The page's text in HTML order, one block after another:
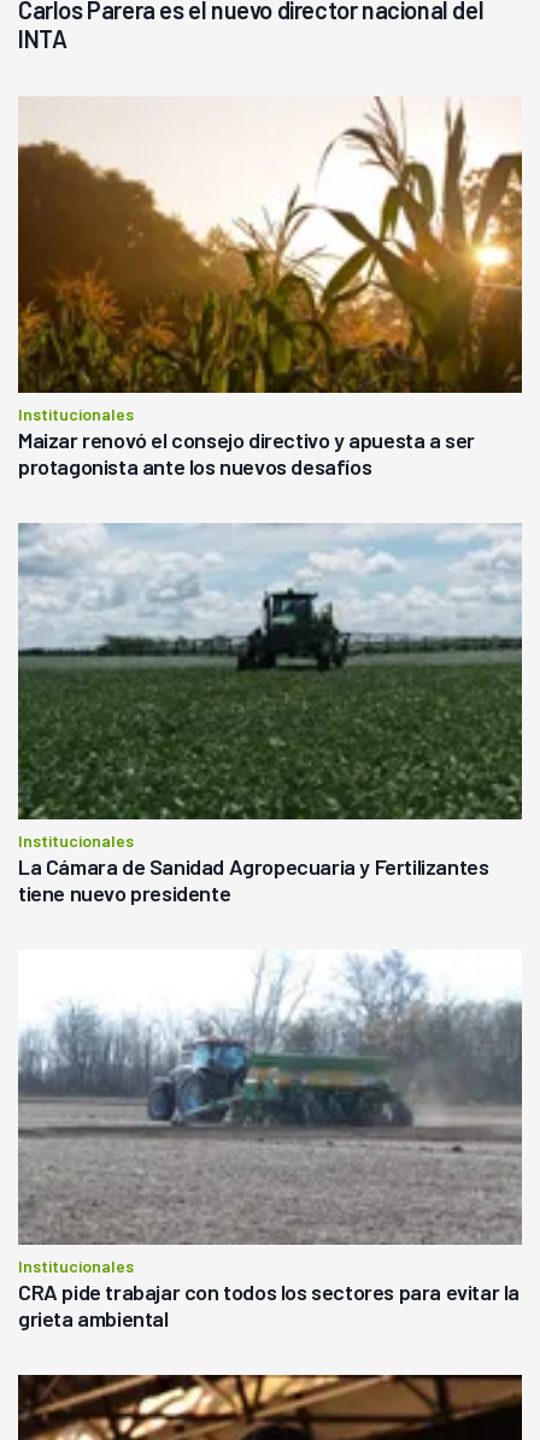
Carlos Parera es el nuevo director nacional del
INTA
Institucionales
Maizar renovó el consejo directivo y apuesta a ser
protagonista ante los nuevos desafíos
Institucionales
La Cámara de Sanidad Agropecuaria y Fertilizantes
tiene nuevo presidente
Institucionales
CRA pide trabajar con todos los sectores para evitar la
grieta ambiental